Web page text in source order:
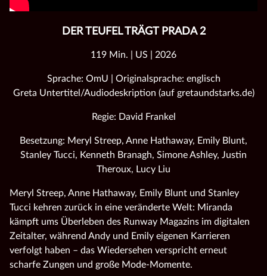
DER TEUFEL TRÄGT PRADA 2
119 Min. | US | 2026
Sprache: OmU | Originalsprache: englisch
Greta Untertitel/Audiodeskription (auf gretaundstarks.de)
Regie: David Frankel
Besetzung: Meryl Streep, Anne Hathaway, Emily Blunt,
Stanley Tucci, Kenneth Branagh, Simone Ashley, Justin
Theroux, Lucy Liu
Meryl Streep, Anne Hathaway, Emily Blunt und Stanley
Tucci kehren zurück in eine veränderte Welt: Miranda
kämpft ums Überleben des Runway Magazins im digitalen
Zeitalter, während Andy und Emily eigenen Karrieren
verfolgt haben – das Wiedersehen verspricht erneut
scharfe Zungen und große Mode‑Momente.